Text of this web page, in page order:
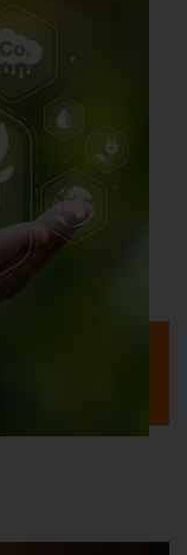
das
und …